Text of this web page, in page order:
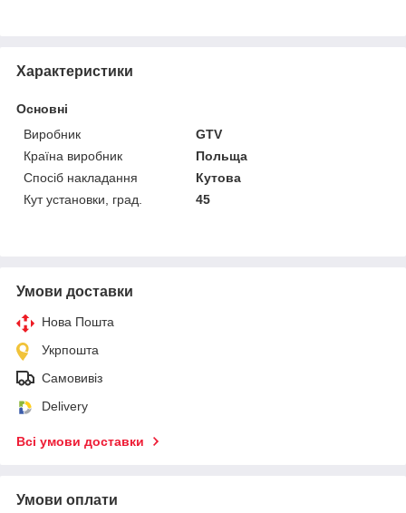
Характеристики
Основні
Виробник
GTV
Країна виробник
Польща
Спосіб накладання
Кутова
Кут установки, град.
45
Умови доставки
Нова Пошта
Укрпошта
Самовивіз
Delivery
Всі умови доставки
Умови оплати